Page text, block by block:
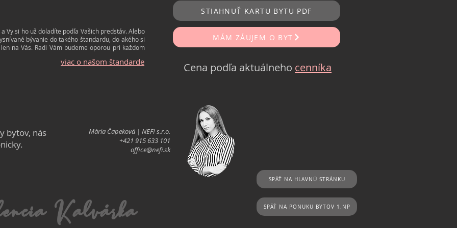
STIAHNUŤ KARTU BYTU PDF
Vy si ho už doladíte podľa Vašich predstáv. Alebo
bývanie do takého štandardu, do akého si
na Vás. Radi Vám budeme oporou pri každom
viac o našom štandarde
MÁM ZÁUJEM O BYT
Cena podľa aktuálneho cenníka
bytov, nás
Mária Čapeková | NEFI s.r.o.
+421 915 633 101
office@nefi.sk
Kalvárka
SPÄŤ NA HLAVNÚ STRÁNKU
SPÄŤ NA PONUKU BYTOV 1.NP